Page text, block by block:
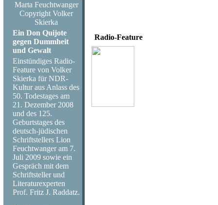
Marta Feuchtwanger
Copyright Volker
Skierka
Ein Don Quijote
gegen Dummheit
und Gewalt
Einstündiges Radio-
Feature von Volker
Skierka für NDR-
Kultur aus Anlass des
50. Todestages am
21. Dezember 2008
und des 125.
Geburtstages des
deutsch-jüdischen
Schriftstellers Lion
Feuchtwanger am 7.
Juli 2009 sowie ein
Gespräch mit dem
Schriftsteller und
Literaturexperten
Prof. Fritz J. Raddatz.
Radio-Feature